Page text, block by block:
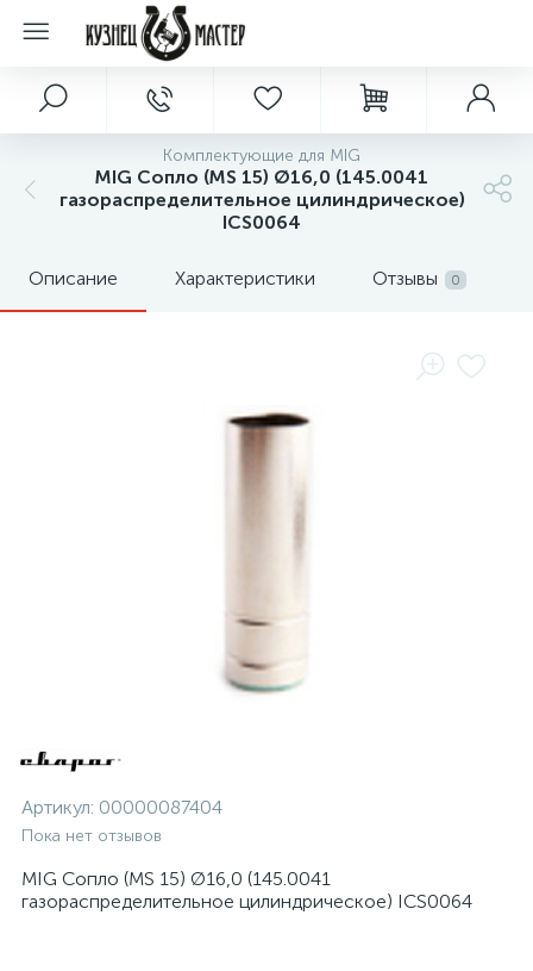
Комплектующие для MIG
MIG Сопло (MS 15) Ø16,0 (145.0041
газораспределительное цилиндрическое)
ICS0064
Описание Характеристики Отзывы 0
Артикул: 00000087404
Пока нет отзывов
MIG Сопло (MS 15) Ø16,0 (145.0041
газораспределительное цилиндрическое) ICS0064